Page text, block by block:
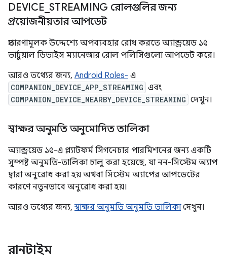
DEVICE _STREAMING রোলগুলির জন্য
প্রয়োজনীয়তার আপডেট
প্রতারণামূলক উদ্দেশ্যে অপব্যবহার রোধ করতে অ্যান্ড্রয়েড ১৫
ভার্চুয়াল ডিভাইস ম্যানেজার রোল পলিসিগুলো আপডেট করে।
আরও তথ্যের জন্য, Android Roles- এ
COMPANION_DEVICE_APP_STREAMING এবং
COMPANION_DEVICE_NEARBY_DEVICE_STREAMING দেখুন।
স্বাক্ষর অনুমতি অনুমোদিত তালিকা
অ্যান্ড্রয়েড ১৫-এ প্ল্যাটফর্ম সিগনেচার পারমিশনের জন্য একটি
সুস্পষ্ট অনুমতি-তালিকা চালু করা হয়েছে, যা নন-সিস্টেম অ্যাপ
দ্বারা অনুরোধ করা হয় অথবা সিস্টেম অ্যাপের আপডেটের
কারণে নতুনভাবে অনুরোধ করা হয়।
আরও তথ্যের জন্য,স্বাক্ষর অনুমতি অনুমতি তালিকাদেখুন।
রানটাইম